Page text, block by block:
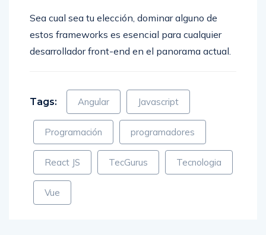
Sea cual sea tu elección, dominar alguno de
estos frameworks es esencial para cualquier
desarrollador front-end en el panorama actual.
Tags: Angular Javascript
Programación programadores
React JS TecGurus Tecnologia
Vue